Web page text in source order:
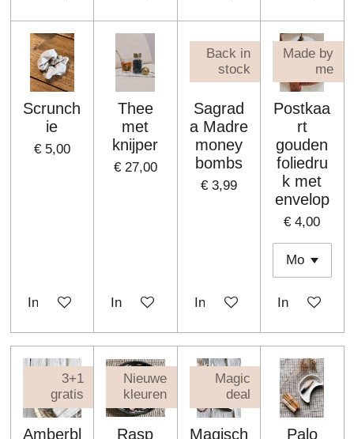
Scrunch
ie
€ 5,00
In winkelwagen
Thee
met
knijper
€ 27,00
In winkelwagen
Back in
stock
Sagrad
a Madre
money
bombs
€ 3,99
In winkelwagen
Made by
me
Postkaa
rt
gouden
foliedru
k met
envelop
€ 4,00
In
3+1
gratis
Amberbl
Nieuwe
kleuren
Rasp
Magic
deal
Magisch
Palo